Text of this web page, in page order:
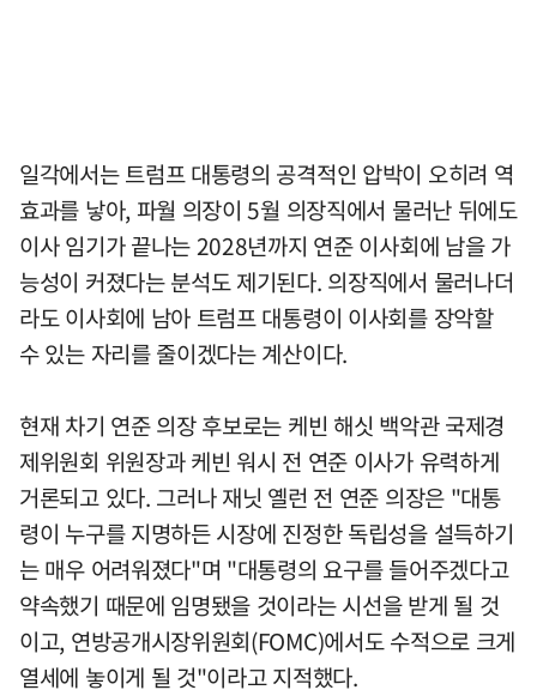
일각에서는 트럼프 대통령의 공격적인 압박이 오히려 역
효과를 낳아, 파월 의장이 5월 의장직에서 물러난 뒤에도
이사 임기가 끝나는 2028년까지 연준 이사회에 남을 가
능성이 커졌다는 분석도 제기된다. 의장직에서 물러나더
라도 이사회에 남아 트럼프 대통령이 이사회를 장악할
수 있는 자리를 줄이겠다는 계산이다.
현재 차기 연준 의장 후보로는 케빈 해싯 백악관 국제경
제위원회 위원장과 케빈 워시 전 연준 이사가 유력하게
거론되고 있다. 그러나 재닛 옐런 전 연준 의장은 "대통
령이 누구를 지명하든 시장에 진정한 독립성을 설득하기
는 매우 어려워졌다"며 "대통령의 요구를 들어주겠다고
약속했기 때문에 임명됐을 것이라는 시선을 받게 될 것
이고, 연방공개시장위원회(FOMC)에서도 수적으로 크게
열세에 놓이게 될 것"이라고 지적했다.